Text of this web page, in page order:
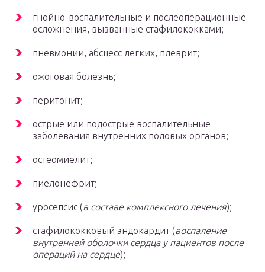
гнойно-воспалительные и послеоперационные
осложнения, вызванные стафилококками;
пневмонии, абсцесс легких, плеврит;
ожоговая болезнь;
перитонит;
острые или подострые воспалительные
заболевания внутренних половых органов;
остеомиелит;
пиелонефрит;
уросепсис (в составе комплексного лечения);
стафилококковый эндокардит (воспаление
внутренней оболочки сердца у пациентов после
операций на сердце);